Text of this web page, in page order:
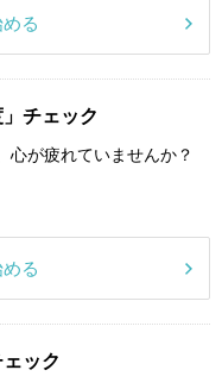
る
チェック
心が疲れていませんか？
る
ック